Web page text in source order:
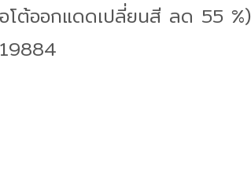
โต้ออกแดดเปลี่ยนสี ลด 55 %)